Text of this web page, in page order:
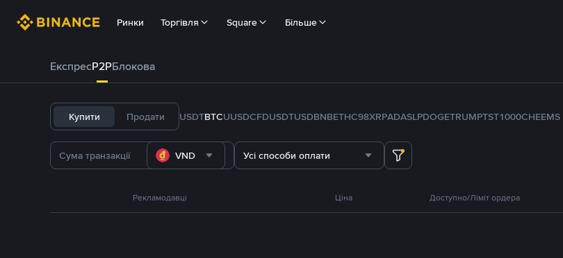
Ринки Торгівля Square Більше
ЕкспресP2PБлокова
Купити Продати USDTBTCUUSDCFDUSDTUSDBNBETHC98XRPADASLPDOGETRUMPTST1000CHEEMS
VND Усі способи оплати
Рекламодавці Ціна Доступно/Ліміт ордера